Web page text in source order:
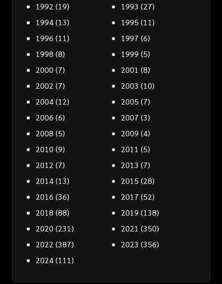
1992 (19) 1993 (27)
1994(13) 1995 (11)
1996 (11) 1997 (6)
1998 (8) 1999 (5)
2000 (7) 2001 (8)
2002 (7) 2003 (10)
2004(12) 2005 (7)
2006 (6) 2007 (3)
2008 (5) 2009 (4)
2010 (9) 2011 (5)
2012 (7) 2013 (7)
2014(13) 2015 (28)
2016 (36) 2017 (52)
2018 (88) 2019 (138)
2020 (231) 2021 (350)
2022 (387) 2023 (356)
2024(111)